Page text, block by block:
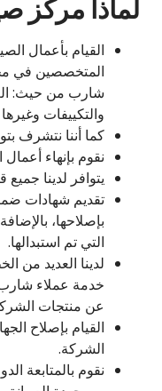
لماذا مركز
القيام بأعمال
المتخصصين في
شارب من حيث:
والتكييفات
كما أننا نتشرف
نقوم بإنهاء
يتوافر لدينا جميع
تقديم شهادات
بإصلاحها،
التي تم استبدالها.
لدينا العديد من
خدمة عملاء
عن منتجات
القيام بإصلاح
الشركة.
نقوم بالمتابعة